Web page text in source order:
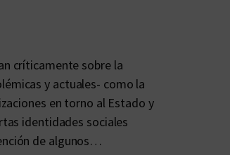
críticamente sobre la
y actuales- como la
en torno al Estado y
identidades sociales
de algunos…